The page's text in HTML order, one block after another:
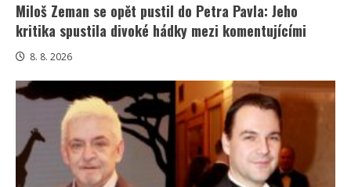
Miloš Zeman se opět pustil do Petra Pavla: Jeho
kritika spustila divoké hádky mezi komentujícími
8. 8. 2026